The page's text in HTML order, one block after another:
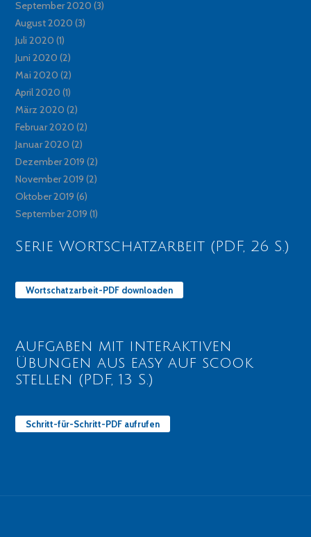
September 2020 (3)
August 2020 (3)
Juli 2020 (1)
Juni 2020 (2)
Mai 2020 (2)
April 2020 (1)
März 2020 (2)
Februar 2020 (2)
Januar 2020 (2)
Dezember 2019 (2)
November 2019 (2)
Oktober 2019 (6)
September 2019 (1)
Serie Wortschatzarbeit (PDF, 26 S.)
Wortschatzarbeit-PDF downloaden
Aufgaben mit interaktiven
Übungen aus easy auf scook
stellen (PDF, 13 S.)
Schritt-für-Schritt-PDF aufrufen